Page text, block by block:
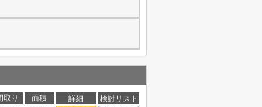
取り 面積 詳細
検討リスト